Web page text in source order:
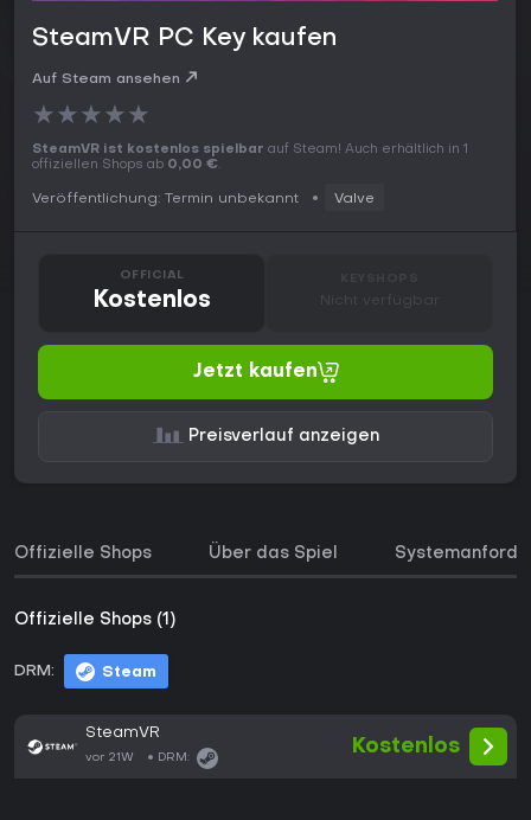
SteamVR PC Key kaufen
Auf Steam ansehen
★★★★★
SteamVR ist kostenlos spielbar auf Steam! Auch erhältlich in 1
offiziellen Shops ab 0,00 €.
Veröffentlichung: Termin unbekannt Valve
OFFICIAL
Kostenlos Nicht verfügbar
Jetzt kaufen
Preisverlauf anzeigen
Offizielle Shops Über das Spiel
Offizielle Shops (1)
DRM: Steam
SteamVR
vor 21W DRM:
Kostenlos